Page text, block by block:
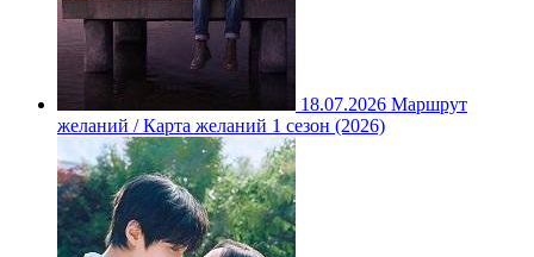
18.07.2026 Маршрут
желаний / Карта желаний 1 сезон (2026)